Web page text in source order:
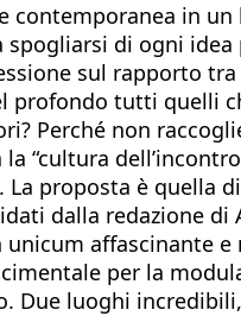
contemporanea in
di ogni
sul rapporto
profondo tutti quelli
Perché non
“cultura
proposta è quella
dalla redazione
affascinante
per la
Due luoghi